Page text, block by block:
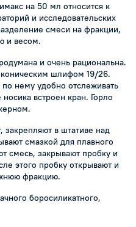
на 50 мл относится к
и исследовательских
смеси на фракции,
и весом.
и очень рациональна.
шлифом 19/26.
нему удобно отслеживать
встроен кран. Горло
в штативе над
смазкой для плавного
смесь, закрывают пробку и
этого пробку открывают и
фракцию.
боросиликатного,